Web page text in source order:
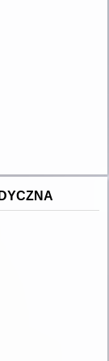
deficytów